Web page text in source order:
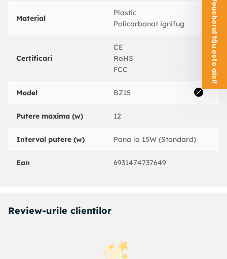
Material
Plastic
Policarbonat ignifug
Certificari
CE
RoHS
FCC
Model BZ15
Putere maxima (w) 12
Interval putere (w) Pana la 15W (Standard)
Ean 6931474737649
Review-urile clientilor
Voucherul tău este aici!